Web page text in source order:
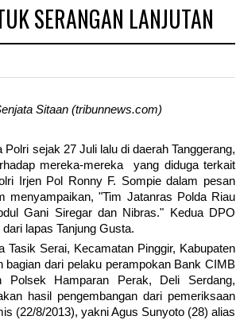
SERANGAN LANJUTAN
Sitaan (tribunnews.com)
sejak 27 Juli lalu di daerah Tanggerang,
mereka-mereka yang diduga terkait
Irjen Pol Ronny F. Sompie dalam pesan
menyampaikan, "Tim Jatanras Polda Riau
Gani Siregar dan Nibras." Kedua DPO
lapas Tanjung Gusta.
Serai, Kecamatan Pinggir, Kabupaten
bagian dari pelaku perampokan Bank CIMB
Polsek Hamparan Perak, Deli Serdang,
hasil pengembangan dari pemeriksaan
(22/8/2013), yakni Agus Sunyoto (28) alias